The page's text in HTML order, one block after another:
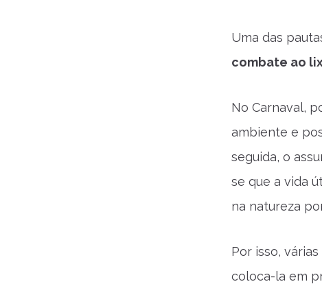
Uma das
combate ao
No Carnaval,
ambiente e
seguida, o
se que a vida
na natureza
Por isso,
coloca-la em